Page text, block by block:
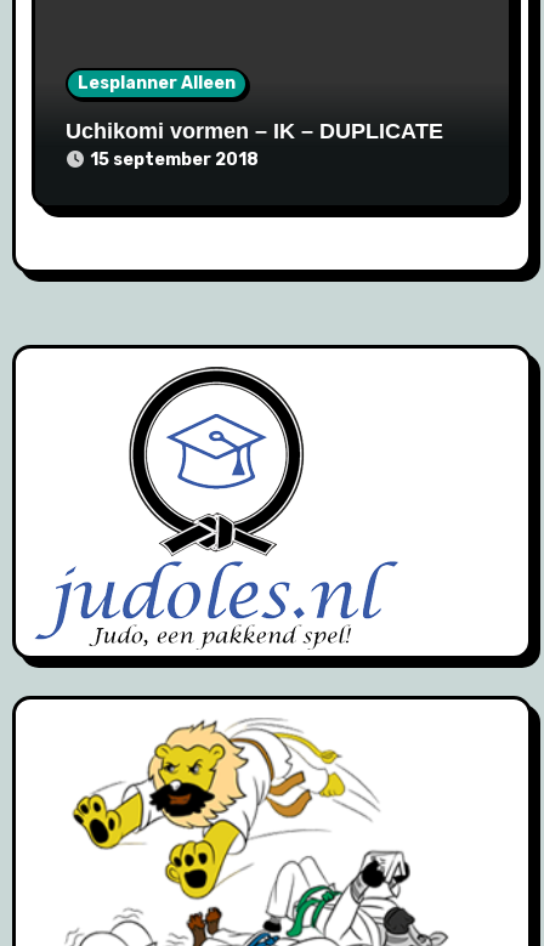
Lesplanner Alleen
Uchikomi vormen – IK – DUPLICATE
15 september 2018